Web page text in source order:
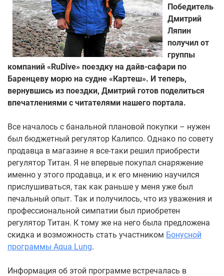
Победитель
Дмитрий
Ляпин
получил от
группы
компаний «RuDive» поездку на дайв-сафари по
Баренцеву морю на судне «Картеш». И теперь,
вернувшись из поездки, Дмитрий готов поделиться
впечатлениями с читателями нашего портала.
Все началось с банальной плановой покупки – нужен
был бюджетный регулятор Калипсо. Однако по совету
продавца в магазине я все-таки решил приобрести
регулятор Титан. Я не впервые покупал снаряжение
именно у этого продавца, и к его мнению научился
прислушиваться, так как раньше у меня уже был
печальный опыт. Так и получилось, что из уважения и
профессиональной симпатии был приобретен
регулятор Титан. К тому же на него была предложена
скидка и возможность стать участником Бонусной
программы Aqua Lung.
Информация об этой программе встречалась в